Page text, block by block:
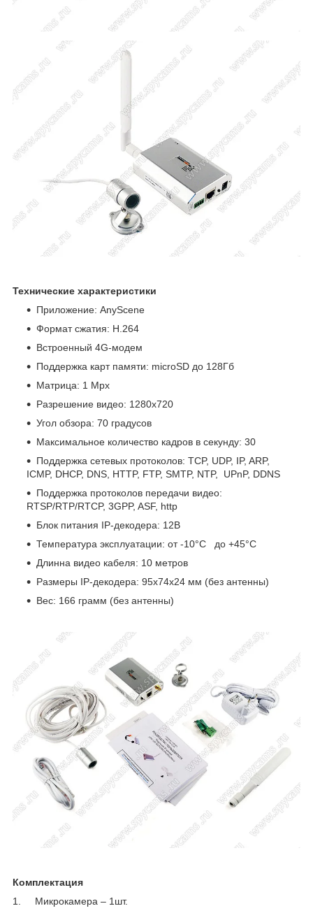
Технические характеристики
Приложение: AnyScene
Формат сжатия: H.264
Встроенный 4G-модем
Поддержка карт памяти: microSD до 128Гб
Матрица: 1 Mpx
Разрешение видео: 1280х720
Угол обзора: 70 градусов
Максимальное количество кадров в секунду: 30
Поддержка сетевых протоколов: TCP, UDP, IP, ARP,
ICMP, DHCP, DNS, HTTP, FTP, SMTP, NTP, UPnP, DDNS
Поддержка протоколов передачи видео:
RTSP/RTP/RTCP, 3GPP, ASF, http
Блок питания IP-декодера: 12В
Температура эксплуатации: от -10°C до +45°C
Длинна видео кабеля: 10 метров
Размеры IP-декодера: 95x74x24 мм (без антенны)
Вес: 166 грамм (без антенны)
Комплектация
1. Микрокамера – 1шт.